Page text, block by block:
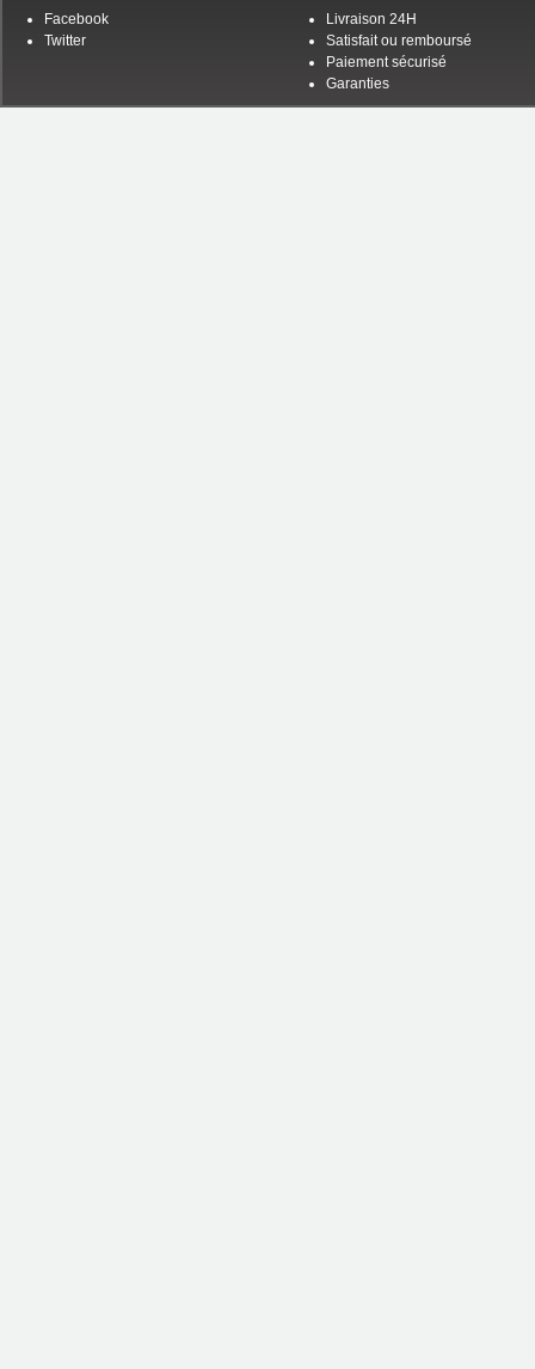
Facebook
Twitter
Livraison 24H
Satisfait ou remboursé
Paiement sécurisé
Garanties